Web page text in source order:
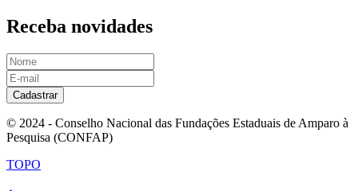
Receba novidades
Cadastrar
© 2024 - Conselho Nacional das Fundações Estaduais de Amparo à
Pesquisa (CONFAP)
TOPO